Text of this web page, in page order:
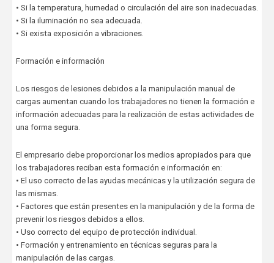
• Si la temperatura, humedad o circulación del aire son inadecuadas.
• Si la iluminación no sea adecuada.
• Si exista exposición a vibraciones.
Formación e información
Los riesgos de lesiones debidos a la manipulación manual de
cargas aumentan cuando los trabajadores no tienen la formación e
información adecuadas para la realización de estas actividades de
una forma segura.
El empresario debe proporcionar los medios apropiados para que
los trabajadores reciban esta formación e información en:
• El uso correcto de las ayudas mecánicas y la utilización segura de
las mismas.
• Factores que están presentes en la manipulación y de la forma de
prevenir los riesgos debidos a ellos.
• Uso correcto del equipo de protección individual.
• Formación y entrenamiento en técnicas seguras para la
manipulación de las cargas.